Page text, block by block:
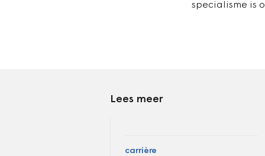
specialisme is
Lees meer
carrière